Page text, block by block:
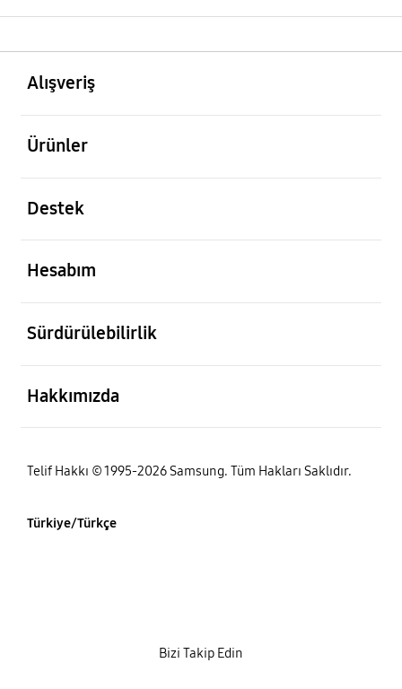
Alışveriş
Ürünler
Destek
Hesabım
Sürdürülebilirlik
Hakkımızda
Telif Hakkı © 1995-2026 Samsung. Tüm Hakları Saklıdır.
Türkiye/Türkçe
Bizi Takip Edin